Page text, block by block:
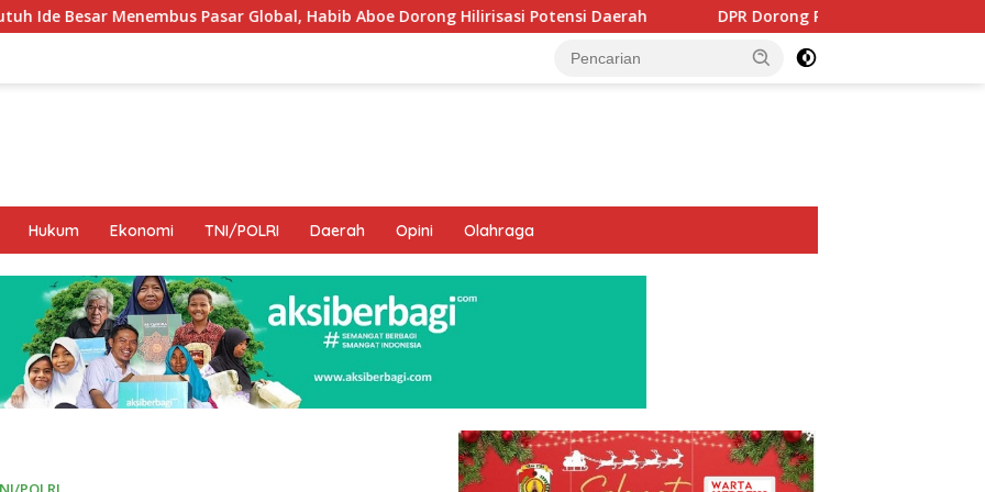
Pasar Global, Habib Aboe Dorong Hilirisasi Potensi Daerah DPR Dorong Program PTSL dan Percepatan Sertifikasi
Hukum Ekonomi TNI/POLRI Daerah Opini Olahraga